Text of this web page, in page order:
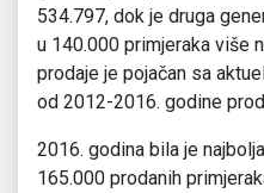
534.797, dok je druga
u 140.000 primjeraka više
prodaje je pojačan sa
od 2012-2016. godine
2016. godina bila je
165.000 prodanih